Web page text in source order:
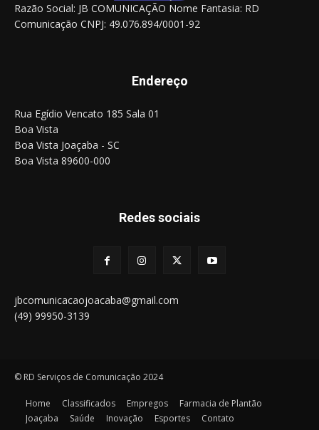
Razão Social: JB COMUNICAÇÃO Nome Fantasia: RD
Comunicação CNPJ: 49.076.894/0001-92
Endereço
Rua Egídio Vencato 185 Sala 01
Boa Vista
Boa Vista Joaçaba - SC
Boa Vista 89600-000
Redes sociais
jbcomunicacaojoacaba@gmail.com
(49) 99950-3139
© RD Serviços de Comunicação 2024
Home Classificados Empregos
Farmacia de Plantão
Joaçaba
Saúde Inovação Esportes Contato